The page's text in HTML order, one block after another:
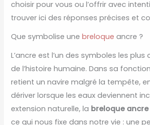
choisir pour vous ou l’offrir avec
trouver ici des réponses précises et
Que symbolise unebreloque ancre ?
L’ancre est l’un des symboles les
de l’histoire humaine. Dans sa
retient un navire malgré la tempête,
dériver lorsque les eaux deviennent
extension naturelle, la breloque ancre
ce qui nous fixe dans notre vie : une